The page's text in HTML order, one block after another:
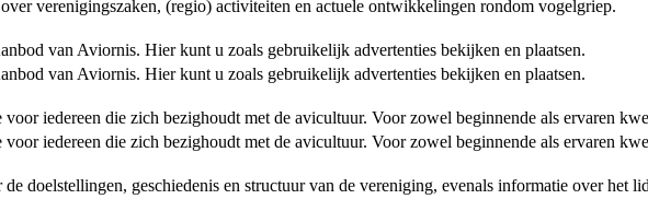
verenigingszaken, (regio) activiteiten en actuele ontwikkelingen rondom vogelgriep.
van Aviornis. Hier kunt u zoals gebruikelijk advertenties bekijken en plaatsen.
van Aviornis. Hier kunt u zoals gebruikelijk advertenties bekijken en plaatsen.
iedereen die zich bezighoudt met de avicultuur. Voor zowel beginnende als ervaren
iedereen die zich bezighoudt met de avicultuur. Voor zowel beginnende als ervaren
doelstellingen, geschiedenis en structuur van de vereniging, evenals informatie over het